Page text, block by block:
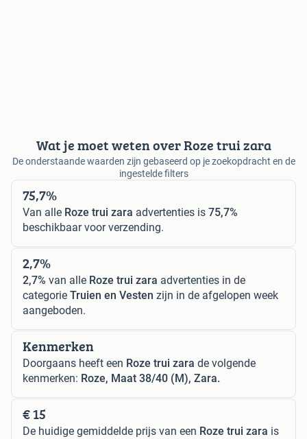
Wat je moet weten over Roze trui zara
De onderstaande waarden zijn gebaseerd op je zoekopdracht en de
ingestelde filters
75,7%
Van alle Roze trui zara advertenties is 75,7%
beschikbaar voor verzending.
2,7%
2,7% van alle Roze trui zara advertenties in de
categorie Truien en Vesten zijn in de afgelopen week
aangeboden.
Kenmerken
Doorgaans heeft een Roze trui zara de volgende
kenmerken: Roze, Maat 38/40 (M), Zara.
€ 15
De huidige gemiddelde prijs van een Roze trui zara is